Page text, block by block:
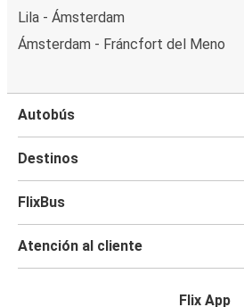
Lila - Ámsterdam
Ámsterdam - Fráncfort del Meno
Autobús
Destinos
FlixBus
Atención al cliente
Flix App